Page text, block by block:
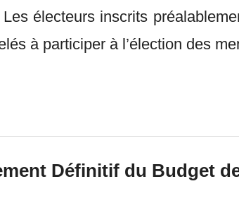
électeurs inscrits
à participer à l’élection des
Définitif du Budget de